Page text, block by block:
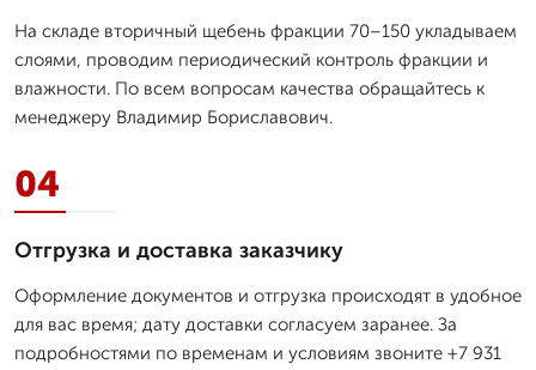
На складе вторичный щебень фракции 70–150 укладываем
слоями, проводим периодический контроль фракции и
влажности. По всем вопросам качества обращайтесь к
менеджеру Владимир Бориславович.
04
Отгрузка и доставка заказчику
Оформление документов и отгрузка происходят в удобное
для вас время; дату доставки согласуем заранее. За
подробностями по временам и условиям звоните +7 931